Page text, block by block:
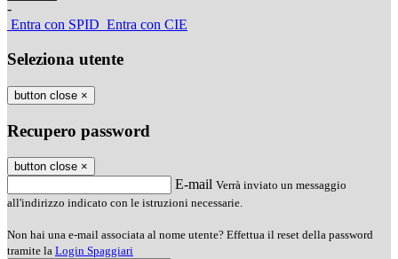
-
Entra con SPID Entra con CIE
Seleziona utente
button close ×
Recupero password
button close ×
E-mail Verrà inviato un messaggio
all'indirizzo indicato con le istruzioni necessarie.
Non hai una e-mail associata al nome utente? Effettua il reset della password
tramite la Login Spaggiari